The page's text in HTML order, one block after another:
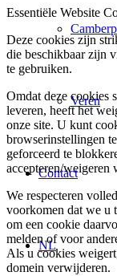
Veren
Contact
NL
Essentiële Website
Deze cookies zijn
die beschikbaar zijn
te gebruiken.
Omdat deze cookies
leveren, heeft het
onze site. U kunt
browserinstellingen
geforceerd te
accepteren/weigeren
We respecteren
voorkomen dat we u
om een cookie
melden of voor
Als u cookies
domein verwijderen.